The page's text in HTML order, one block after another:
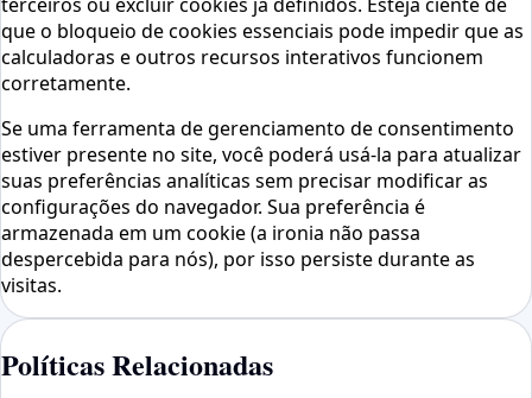
que o bloqueio de cookies essenciais pode impedir que as
calculadoras e outros recursos interativos funcionem
corretamente.
Se uma ferramenta de gerenciamento de consentimento
estiver presente no site, você poderá usá-la para atualizar
suas preferências analíticas sem precisar modificar as
configurações do navegador. Sua preferência é
armazenada em um cookie (a ironia não passa
despercebida para nós), por isso persiste durante as
visitas.
Políticas Relacionadas